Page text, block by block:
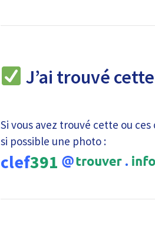
J’ai trouvé
Si vous avez trouvé cette ou
si possible une photo :
clef391